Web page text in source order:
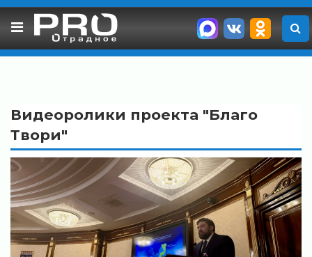
Skip
Видеоролики проекта "Благо
Твори"